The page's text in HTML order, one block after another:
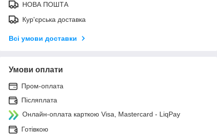
НОВА ПОШТА
Кур'єрська доставка
Всі умови доставки
Умови оплати
Пром-оплата
Післяплата
Онлайн-оплата карткою Visa, Mastercard - LiqPay
Готівкою